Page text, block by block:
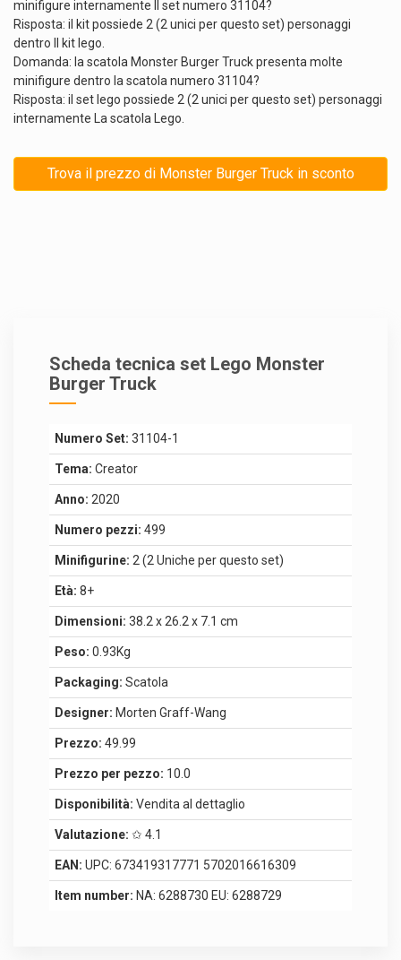
minifigure internamente Il set numero 31104?
Risposta: il kit possiede 2 (2 unici per questo set) personaggi
dentro Il kit lego.
Domanda: la scatola Monster Burger Truck presenta molte
minifigure dentro la scatola numero 31104?
Risposta: il set lego possiede 2 (2 unici per questo set) personaggi
internamente La scatola Lego.
Trova il prezzo di Monster Burger Truck in sconto
Scheda tecnica set Lego Monster
Burger Truck
Numero Set: 31104-1
Tema: Creator
Anno: 2020
Numero pezzi: 499
Minifigurine: 2 (2 Uniche per questo set)
Età: 8+
Dimensioni: 38.2 x 26.2 x 7.1 cm
Peso: 0.93Kg
Packaging: Scatola
Designer: Morten Graff-Wang
Prezzo: 49.99
Prezzo per pezzo: 10.0
Disponibilità: Vendita al dettaglio
Valutazione: ✩ 4.1
EAN: UPC: 673419317771 5702016616309
Item number: NA: 6288730 EU: 6288729